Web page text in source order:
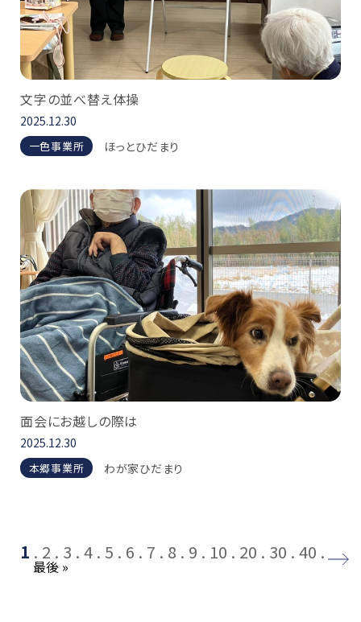
文字の並べ替え体操
2025.12.30
一色事業所 ほっとひだまり
面会にお越しの際は
2025.12.30
本郷事業所 わが家ひだまり
1 2 3 4 5 6 7 8 9 10 20 30 40
最後 »